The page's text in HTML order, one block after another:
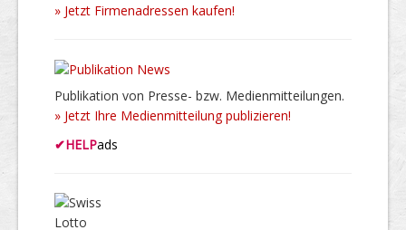
» Jetzt Firmenadressen kaufen!
Publikation von Presse- bzw. Medienmitteilungen.
» Jetzt Ihre Medienmitteilung publizieren!
✔HELPads